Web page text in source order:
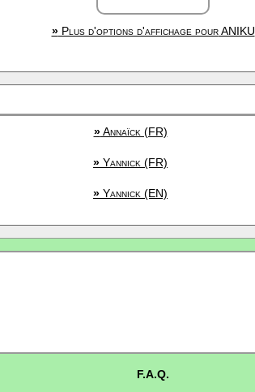
»Plus d'options d'affichage pourANIKU
»Annaïck (FR)
» Yannick (FR)
» Yannick (EN)
F.A.Q.